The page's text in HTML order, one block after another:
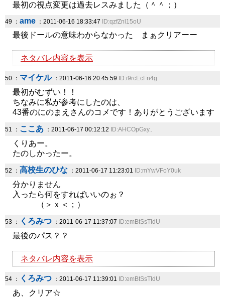
最初の視点変更は過去レスみました（＾＾；）
49 ： ame ：2011-06-16 18:33:47 ID:qzfZnl15oU
最後ドールの意味わからなかった まぁクリアーー
ネタバレ内容を表示
50 ： マイケル：2011-06-16 20:45:59 ID:i9rcEcFn4g
最初がむずい！！
ちなみに私が参考にしたのは、
43番のにのまえさんのコメです！ありがとうございます
51 ： ここあ ：2011-06-17 00:12:12 ID:AHCOpGxy..
くりあー。
たのしかったー。
52 ： 高校生のひな ：2011-06-17 11:23:01 ID:mYwVFoY0uk
分かりません
入ったら何をすればいいのぉ？
（＞ｘ＜；）
53 ： くろみつ ：2011-06-17 11:37:07 ID:emBtSsTIdU
最後のパス？？
ネタバレ内容を表示
54 ： くろみつ ：2011-06-17 11:39:01 ID:emBtSsTIdU
あ、クリア☆